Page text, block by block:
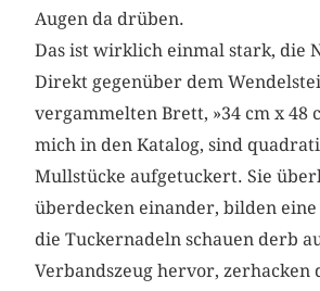
Augen da drüben.
Das ist wirklich einmal stark, die
Direkt gegenüber dem
vergammelten Brett, »34 cm x 48
mich in den Katalog, sind
Mullstücke aufgetuckert. Sie
überdecken einander, bilden eine
die Tuckernadeln schauen derb
Verbandszeug hervor, zerhacken